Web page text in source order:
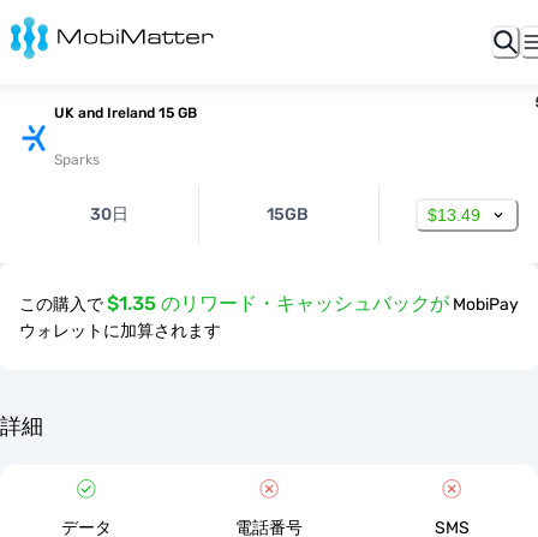
UK and Ireland 15 GB
Sparks
30日 15GB $13.49
この購入で$1.35 のリワード・キャッシュバックが MobiPay
ウォレットに加算されます
詳細
データ 電話番号 SMS